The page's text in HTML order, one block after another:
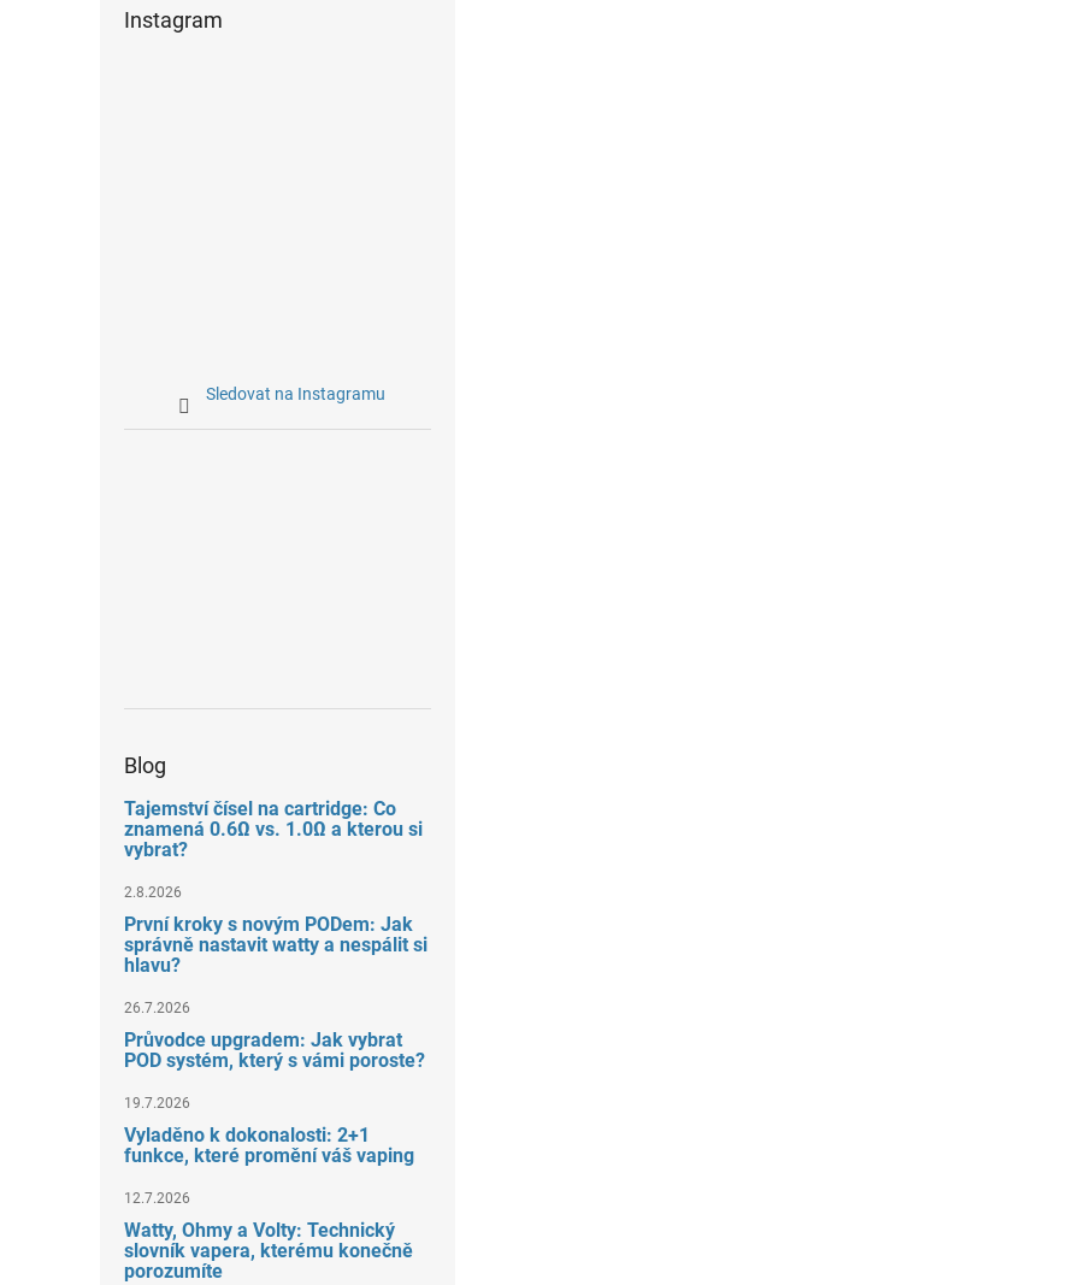
Instagram
Sledovat na Instagramu
Blog
Tajemství čísel na cartridge: Co
znamená 0.6Ω vs. 1.0Ω a kterou si
vybrat?
2.8.2026
První kroky s novým PODem: Jak
správně nastavit watty a nespálit si
hlavu?
26.7.2026
Průvodce upgradem: Jak vybrat
POD systém, který s vámi poroste?
19.7.2026
Vyladěno k dokonalosti: 2+1
funkce, které promění váš vaping
12.7.2026
Watty, Ohmy a Volty: Technický
slovník vapera, kterému konečně
porozumíte